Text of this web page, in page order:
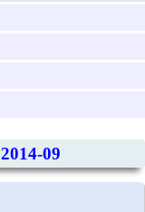
2014-09